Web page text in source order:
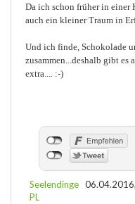
Da ich schon früher in einer
auch ein kleiner Traum in
Und ich finde, Schokolade
zusammen...deshalb gibt es
extra.... :-)
Seelendinge
PL